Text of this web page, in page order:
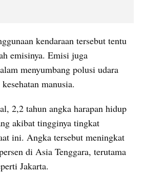
kendaraan tersebut tentu
emisinya. Emisi juga
menyumbang polusi udara
manusia.
2,2 tahun angka harapan hidup
akibat tingginya tingkat
ini. Angka tersebut meningkat
di Asia Tenggara, terutama
Jakarta.